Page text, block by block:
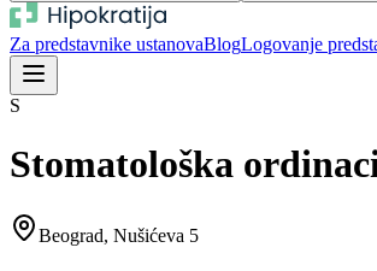
Za predstavnike ustanovaBlogLogovanje
S
Stomatološka
Beograd, Nušićeva 5